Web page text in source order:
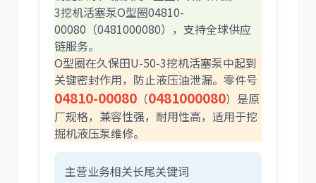
山猫
潍柴 川崎
3挖机活塞泵O型圈04810-
00080（0481000080），支持全球供应
链服务。
O型圈在久保田U-50-3挖机活塞泵中起到
关键密封作用，防止液压油泄漏。零件号
04810-00080 （0481000080）是原
厂规格，兼容性强，耐用性高，适用于挖
掘机液压泵维修。
主营业务相关长尾关键词